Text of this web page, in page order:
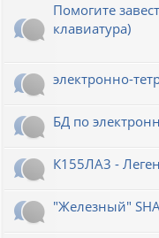
Помогите
клавиатура)
электронно-
БД по
К155ЛА3 -
"Железный"